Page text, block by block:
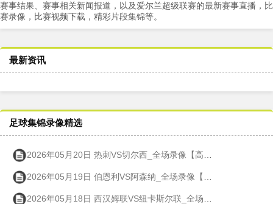
赛事结果、赛事相关新闻报道，以及爱尔兰超级联赛的最新赛事直播，比
赛录像，比赛视频下载，精彩片段集锦等。
最新资讯
足球集锦录像精选
2026年05月20日 热刺VS切尔西_全场录像【高清回放】
2026年05月19日 伯恩利VS阿森纳_全场录像【高清回放】
2026年05月18日 西汉姆联VS纽卡斯尔联_全场录像【高清回放】